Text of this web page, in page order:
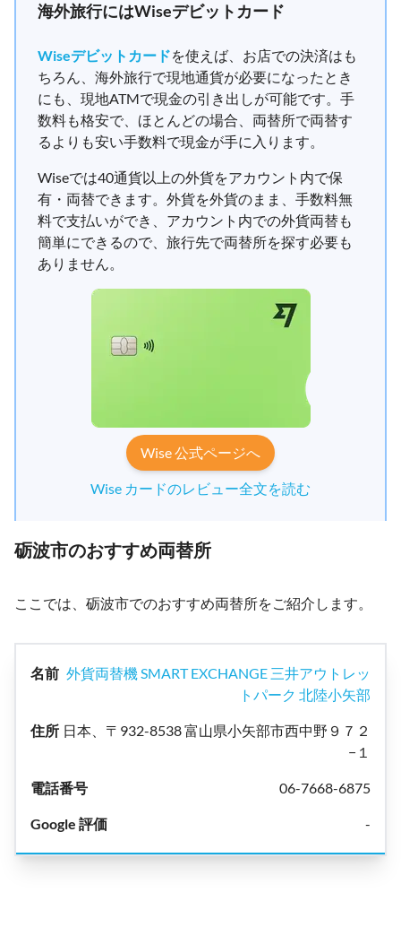
海外旅行にはWiseデビットカード
Wiseデビットカードを使えば、お店での決済はも
ちろん、海外旅行で現地通貨が必要になったとき
にも、現地ATMで現金の引き出しが可能です。手
数料も格安で、ほとんどの場合、両替所で両替す
るよりも安い手数料で現金が手に入ります。
Wiseでは40通貨以上の外貨をアカウント内で保
有・両替できます。外貨を外貨のまま、手数料無
料で支払いができ、アカウント内での外貨両替も
簡単にできるので、旅行先で両替所を探す必要も
ありません。
Wise 公式ページへ
Wise カードのレビュー全文を読む
砺波市のおすすめ両替所
ここでは、砺波市でのおすすめ両替所をご紹介します。
外貨両替機 SMART EXCHANGE 三井アウトレッ
トパーク 北陸小矢部
日本、〒932-8538 富山県小矢部市西中野９７２
−１
06-7668-6875
-